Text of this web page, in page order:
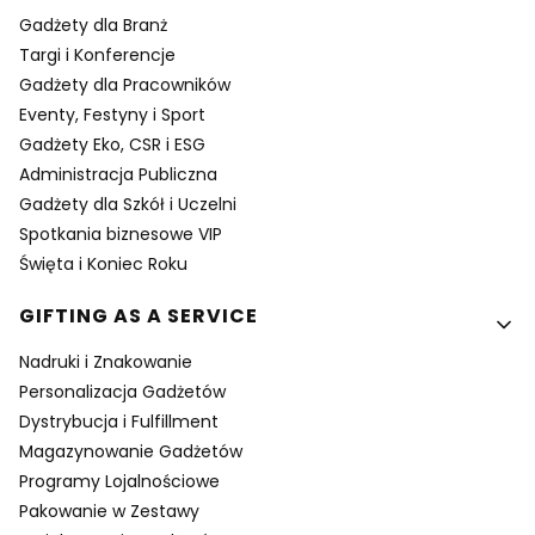
Gadżety dla Branż
Targi i Konferencje
Gadżety dla Pracowników
Eventy, Festyny i Sport
Gadżety Eko, CSR i ESG
Administracja Publiczna
Gadżety dla Szkół i Uczelni
Spotkania biznesowe VIP
Święta i Koniec Roku
GIFTING AS A SERVICE
Nadruki i Znakowanie
Personalizacja Gadżetów
Dystrybucja i Fulfillment
Magazynowanie Gadżetów
Programy Lojalnościowe
Pakowanie w Zestawy